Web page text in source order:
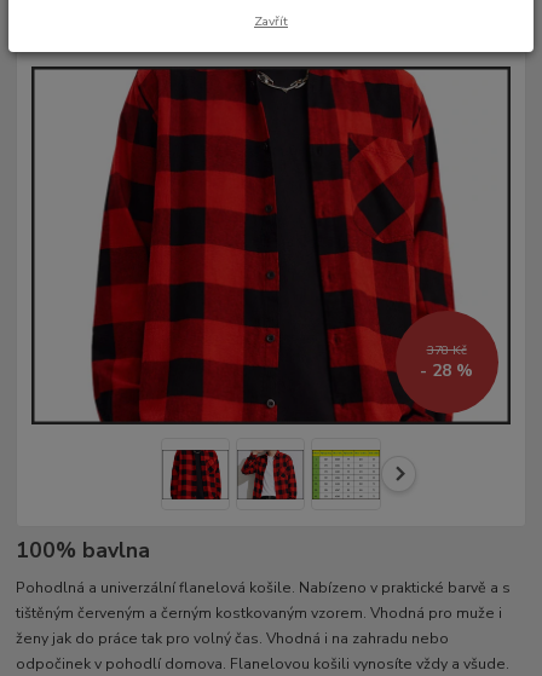
378 Kč
- 28 %
100% bavlna
Pohodlná a univerzální flanelová košile. Nabízeno v praktické barvě a s
tištěným červeným a černým kostkovaným vzorem. Vhodná pro muže i
ženy jak do práce tak pro volný čas. Vhodná i na zahradu nebo
odpočinek v pohodlí domova. Flanelovou košili vynosíte vždy a všude.
Zavřít